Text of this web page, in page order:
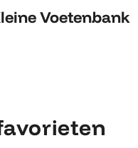
Voetenbank
Voetenbank